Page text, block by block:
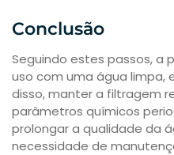
Conclusão
Seguindo estes passos, a
uso com uma água limpa,
disso, manter a filtragem
parâmetros químicos
prolongar a qualidade da
necessidade de